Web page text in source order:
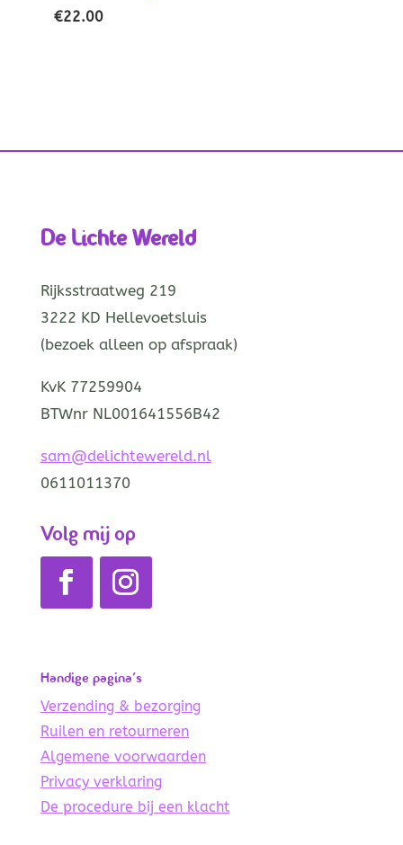
€22.00
De Lichte Wereld
Rijksstraatweg 219
3222 KD Hellevoetsluis
(bezoek alleen op afspraak)
KvK 77259904
BTWnr NL001641556B42
sam@delichtewereld.nl
0611011370
Volg mij op
Handige pagina’s
Verzending & bezorging
Ruilen en retourneren
Algemene voorwaarden
Privacy verklaring
De procedure bij een klacht